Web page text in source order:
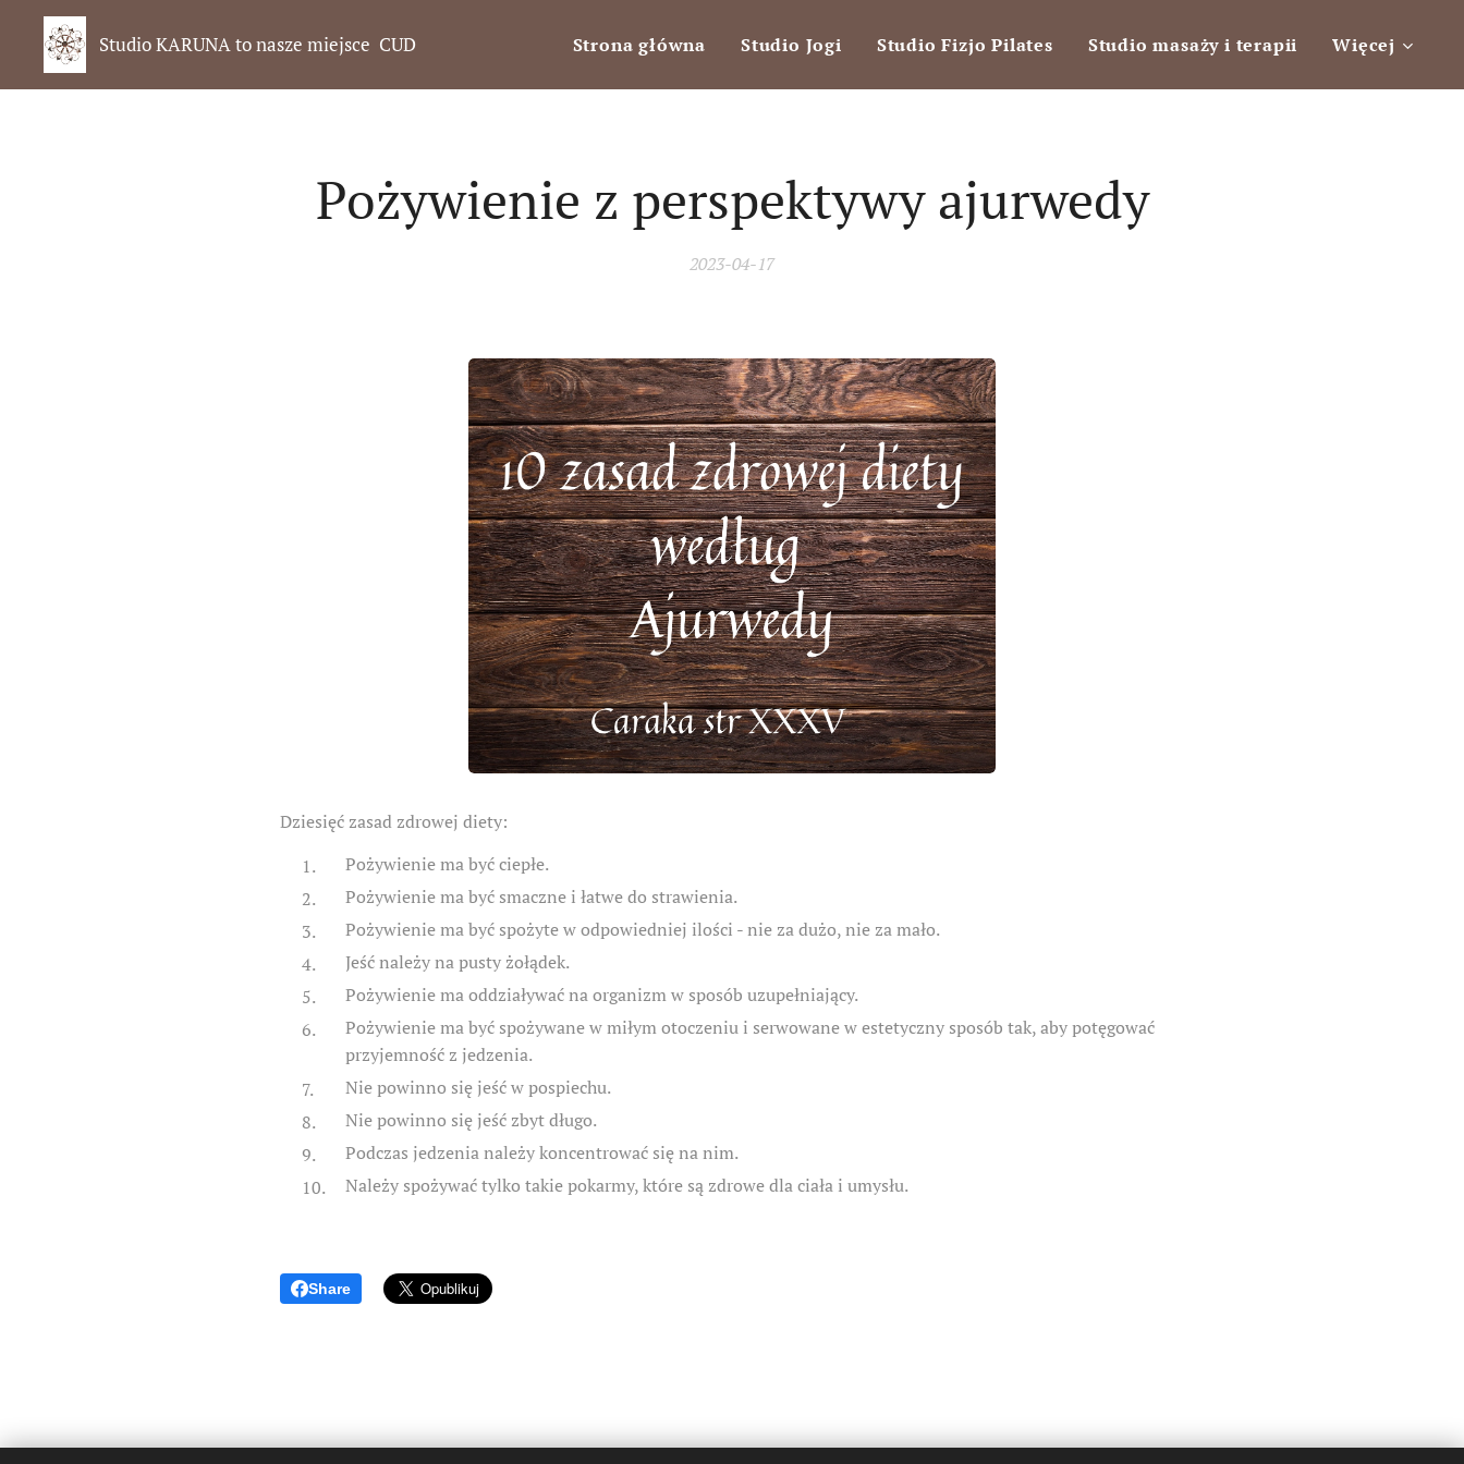
Studio KARUNA to nasze miejsce CUD Strona główna Studio Jogi Studio Fizjo Pilates Studio masaży i terapii Więcej
Pożywienie z perspektywy ajurwedy
2023-04-17
Dziesięć zasad zdrowej diety:
Pożywienie ma być ciepłe.
Pożywienie ma być smaczne i łatwe do strawienia.
Pożywienie ma być spożyte w odpowiedniej ilości - nie za dużo, nie za mało.
Jeść należy na pusty żołądek.
Pożywienie ma oddziaływać na organizm w sposób uzupełniający.
Pożywienie ma być spożywane w miłym otoczeniu i serwowane w estetyczny sposób tak, aby potęgować
przyjemność z jedzenia.
Nie powinno się jeść w pospiechu.
Nie powinno się jeść zbyt długo.
Podczas jedzenia należy koncentrować się na nim.
Należy spożywać tylko takie pokarmy, które są zdrowe dla ciała i umysłu.
Share